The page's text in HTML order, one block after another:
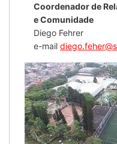
Coordenador de
e Comunidade
Diego Fehrer
e-mail